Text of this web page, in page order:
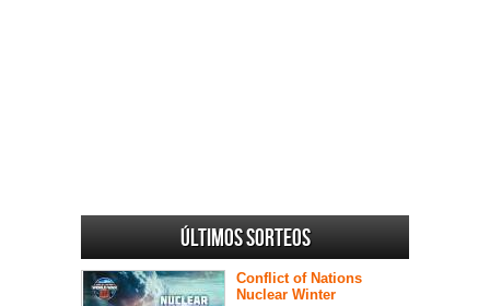
Últimos sorteos
Conflict of Nations
Nuclear Winter